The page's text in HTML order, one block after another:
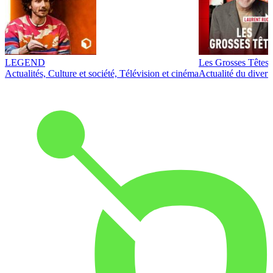
LEGEND
Actualités, Culture et société, Télévision et cinéma
Les Grosses Têtes
Actualité du